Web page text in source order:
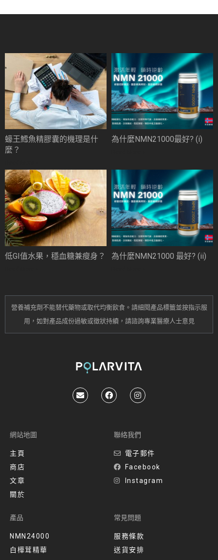
蠔王鱈魚精膠囊的機理是什
麼？
為什麼NMN21000最好? (i)
低GI值水果，穩血糖兼瘦身？ 為什麼NMN21000 最好? (ii)
營養補充劑不能替代藥物或取代均衡飲食。 請細閱產品標籤並按指示服
用， 如對產品成份過敏或徵狀持續，請諮詢專業醫療人士意見
網站地圖
主頁
商店
文章
關於
聯絡我們
電子郵件
Facebook
Instagram
產品
NMN24000
白樺茸精華
常見問題
服務條款
送貨安排​